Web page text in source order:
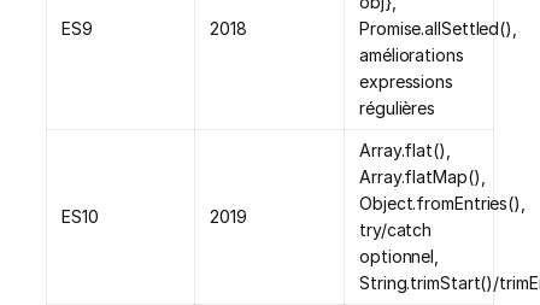
ES9 2018
Promise.allSettled(),
améliorations
expressions
régulières
ES10 2019
Array.flat(),
Array.flatMap(),
Object.fromEntries(),
try/catch
optionnel,
String.trimStart()/